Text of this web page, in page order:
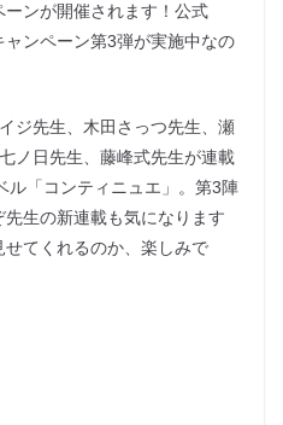
ンが開催されます！公式
ンペーン第3弾が実施中なの
ジ先生、木田さっつ先生、瀬
ノ日先生、藤峰式先生が連載
ル「コンティニュエ」。第3陣
生の新連載も気になります
てくれるのか、楽しみで